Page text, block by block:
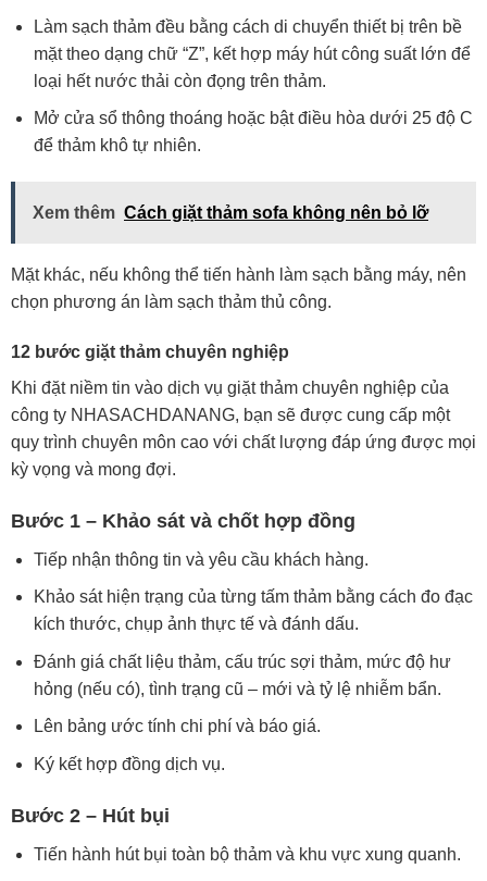
Làm sạch thảm đều bằng cách di chuyển thiết bị trên bề
mặt theo dạng chữ “Z”, kết hợp máy hút công suất lớn để
loại hết nước thải còn đọng trên thảm.
Mở cửa sổ thông thoáng hoặc bật điều hòa dưới 25 độ C
để thảm khô tự nhiên.
Xem thêm Cách giặt thảm sofa không nên bỏ lỡ
Mặt khác, nếu không thể tiến hành làm sạch bằng máy, nên
chọn phương án làm sạch thảm thủ công.
12 bước giặt thảm chuyên nghiệp
Khi đặt niềm tin vào dịch vụ giặt thảm chuyên nghiệp của
công ty NHASACHDANANG, bạn sẽ được cung cấp một
quy trình chuyên môn cao với chất lượng đáp ứng được mọi
kỳ vọng và mong đợi.
Bước 1 – Khảo sát và chốt hợp đồng
Tiếp nhận thông tin và yêu cầu khách hàng.
Khảo sát hiện trạng của từng tấm thảm bằng cách đo đạc
kích thước, chụp ảnh thực tế và đánh dấu.
Đánh giá chất liệu thảm, cấu trúc sợi thảm, mức độ hư
hỏng (nếu có), tình trạng cũ – mới và tỷ lệ nhiễm bẩn.
Lên bảng ước tính chi phí và báo giá.
Ký kết hợp đồng dịch vụ.
Bước 2 – Hút bụi
Tiến hành hút bụi toàn bộ thảm và khu vực xung quanh.